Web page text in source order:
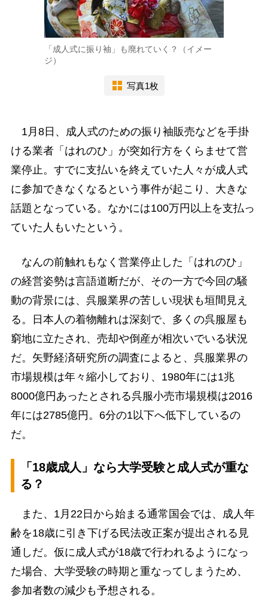
「成人式に振り袖」も廃れていく？（イメー
ジ）
写真1枚
1月8日、成人式のための振り袖販売などを手掛
ける業者「はれのひ」が突如行方をくらませて営
業停止。すでに支払いを終えていた人々が成人式
に参加できなくなるという事件が起こり、大きな
話題となっている。なかには100万円以上を支払っ
ていた人もいたという。
なんの前触れもなく営業停止した「はれのひ」
の経営姿勢は言語道断だが、その一方で今回の騒
動の背景には、呉服業界の苦しい現状も垣間見え
る。日本人の着物離れは深刻で、多くの呉服屋も
窮地に立たされ、売却や倒産が相次いでいる状況
だ。矢野経済研究所の調査によると、呉服業界の
市場規模は年々縮小しており、1980年には1兆
8000億円あったとされる呉服小売市場規模は2016
年には2785億円。6分の1以下へ低下しているの
だ。
「18歳成人」なら大学受験と成人式が重な
る？
また、1月22日から始まる通常国会では、成人年
齢を18歳に引き下げる民法改正案が提出される見
通しだ。仮に成人式が18歳で行われるようになっ
た場合、大学受験の時期と重なってしまうため、
参加者数の減少も予想される。